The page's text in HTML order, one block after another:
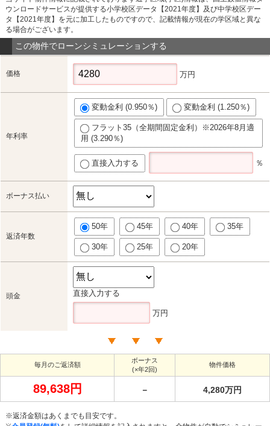
ウンロードサービスが提供する小学校区データ【2021年度】及び中学校区デー
タ【2021年度】を元に加工したものですので、記載情報が現在の学区域と異な
る場合がございます。
この物件でローンシミュレーションする
価格 万円
年利率
変動金利 (0.950％) 変動金利 (1.250％)
フラット35（全期間固定金利）※2026年8月適
用 (3.290％)
直接入力する ％
ボーナス払い
返済年数
50年 45年 40年 35年
30年 25年 20年
頭金 直接入力する
万円
毎月のご返済額
ボーナス
(×年2回)
物件価格
89,638円 － 4,280万円
※返済金額はあくまでも目安です。